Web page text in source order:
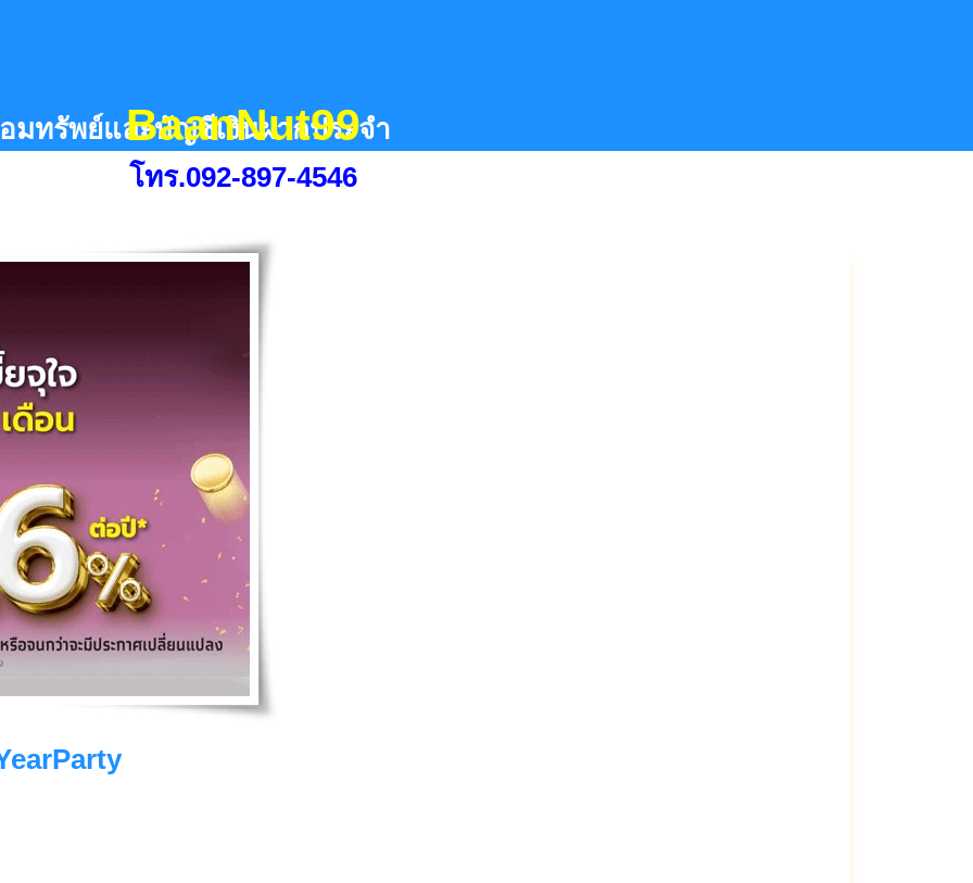
BaanNut99
โทร.092-897-4546
มทรัพย์และบัญชีเงินฝากประจำ